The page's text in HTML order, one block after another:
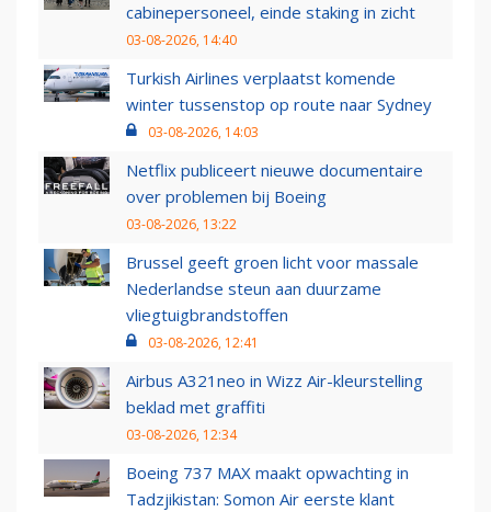
cabinepersoneel, einde staking in zicht
03-08-2026, 14:40
Turkish Airlines verplaatst komende
winter tussenstop op route naar Sydney
03-08-2026, 14:03
Netflix publiceert nieuwe documentaire
over problemen bij Boeing
03-08-2026, 13:22
Brussel geeft groen licht voor massale
Nederlandse steun aan duurzame
vliegtuigbrandstoffen
03-08-2026, 12:41
Airbus A321neo in Wizz Air-kleurstelling
beklad met graffiti
03-08-2026, 12:34
Boeing 737 MAX maakt opwachting in
Tadzjikistan: Somon Air eerste klant